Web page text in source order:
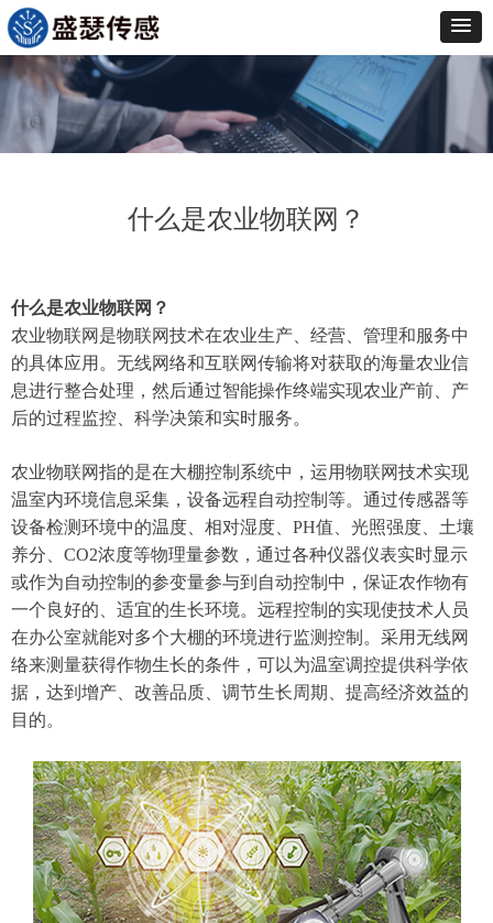
什么是农业物联网？
什么是农业物联网？
农业物联网是物联网技术在农业生产、经营、管理和服务中
的具体应用。无线网络和互联网传输将对获取的海量农业信
息进行整合处理，然后通过智能操作终端实现农业产前、产
后的过程监控、科学决策和实时服务。
农业物联网指的是在大棚控制系统中，运用物联网技术实现
温室内环境信息采集，设备远程自动控制等。通过传感器等
设备检测环境中的温度、相对湿度、PH值、光照强度、土壤
养分、CO2浓度等物理量参数，通过各种仪器仪表实时显示
或作为自动控制的参变量参与到自动控制中，保证农作物有
一个良好的、适宜的生长环境。远程控制的实现使技术人员
在办公室就能对多个大棚的环境进行监测控制。采用无线网
络来测量获得作物生长的条件，可以为温室调控提供科学依
据，达到增产、改善品质、调节生长周期、提高经济效益的
目的。